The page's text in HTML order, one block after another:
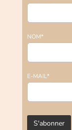
NOM*
E-MAIL*